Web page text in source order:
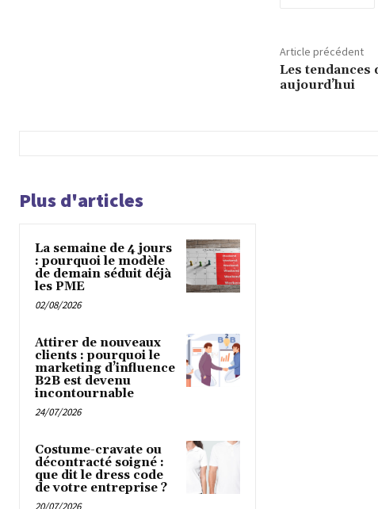
Article précédent
Les tendances
aujourd’hui
Plus d'articles
La semaine de 4 jours
: pourquoi le modèle
de demain séduit déjà
les PME
02/08/2026
Attirer de nouveaux
clients : pourquoi le
marketing d’influence
B2B est devenu
incontournable
24/07/2026
Costume-cravate ou
décontracté soigné :
que dit le dress code
de votre entreprise ?
20/07/2026